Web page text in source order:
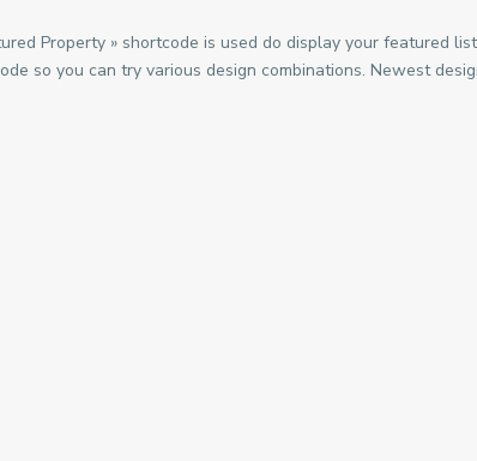
Property » shortcode is used do display your featured
so you can try various design combinations. Newest